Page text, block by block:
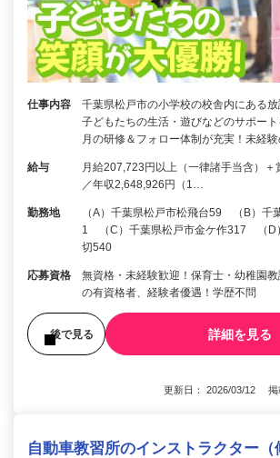
仕事内容
千葉県松戸市の小学校の校舎内にある放
子どもたちの生活・遊びなどのサポー
月の研修＆フォロー体制が充実！未経
給与
月給207,723円以上（一律諸手当含）
／年収2,648,926円（1…
勤務地
（A）千葉県松戸市松飛台59 （B）千
1 （C）千葉県松戸市金ケ作317 （D
切540
応募資格
無資格・未経験歓迎！保育士・幼稚園
の有資格者、経験者優遇！学歴不問
後で見る 詳細を見る
更新日： 2026/03/12 掲
自動車教習所のインストラクター（